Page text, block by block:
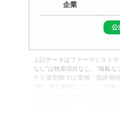
企業
公
上記データはファーマシスト
なし”は検索項目なし、”掲載
ナビ薬剤師では業種「臨床開
DM、統計解析など）」「学
ます（“高年収”…マイナビ薬